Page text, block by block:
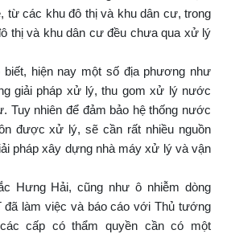
từ các khu đô thị và khu dân cư, trong
thị và khu dân cư đều chưa qua xử lý
hiện nay một số địa phương như
giải pháp xử lý, thu gom xử lý nước
Tuy nhiên để đảm bảo hệ thống nước
được xử lý, sẽ cần rất nhiều nguồn
pháp xây dựng nhà máy xử lý và vận
Hưng Hải, cũng như ô nhiễm dòng
đã làm việc và báo cáo với Thủ tướng
cấp có thẩm quyền cần có một